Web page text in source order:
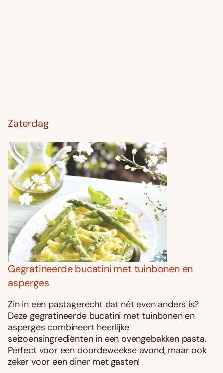
Zaterdag
Gegratineerde bucatini met tuinbonen en
asperges
Zin in een pastagerecht dat nét even anders is?
Deze gegratineerde bucatini met tuinbonen en
asperges combineert heerlijke
seizoensingrediënten in een ovengebakken pasta.
Perfect voor een doordeweekse avond, maar ook
zeker voor een diner met gasten!